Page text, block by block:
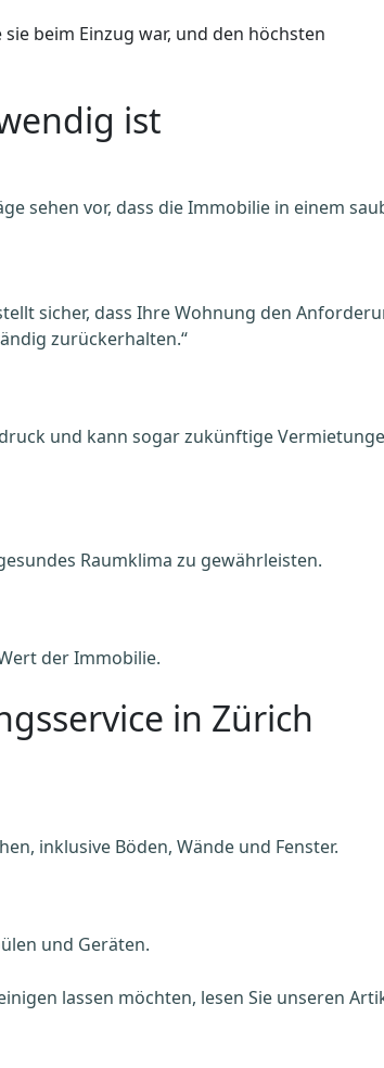
beim Einzug war, und den höchsten
ist
sehen vor, dass die Immobilie in einem
sicher, dass Ihre Wohnung den
zurückerhalten.“
und kann sogar zukünftige
Raumklima zu gewährleisten.
der Immobilie.
in Zürich
inklusive Böden, Wände und Fenster.
und Geräten.
lassen möchten, lesen Sie unseren